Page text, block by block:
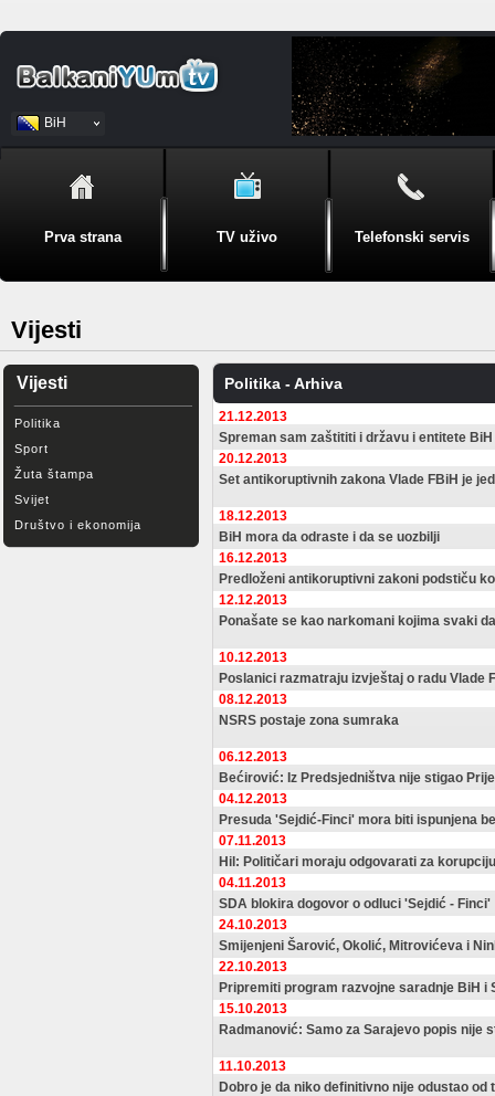
BiH
Srpski
Prva strana TV uživo Telefonski servis
Vijesti
Vijesti
Politika
Sport
Žuta štampa
Svijet
Društvo i ekonomija
Politika - Arhiva
21.12.2013
Spreman sam zaštititi i državu i entitete BiH
20.12.2013
Set antikoruptivnih zakona Vlade FBiH je
18.12.2013
BiH mora da odraste i da se uozbilji
16.12.2013
Predloženi antikoruptivni zakoni podstiču
12.12.2013
Ponašate se kao narkomani kojima svaki
10.12.2013
Poslanici razmatraju izvještaj o radu Vlade
08.12.2013
NSRS postaje zona sumraka
06.12.2013
Bećirović: Iz Predsjedništva nije stigao
04.12.2013
Presuda 'Sejdić-Finci' mora biti ispunjena
07.11.2013
Hil: Političari moraju odgovarati za korupciju
04.11.2013
SDA blokira dogovor o odluci 'Sejdić - Finci'
24.10.2013
Smijenjeni Šarović, Okolić, Mitrovićeva i
22.10.2013
Pripremiti program razvojne saradnje BiH i
15.10.2013
Radmanović: Samo za Sarajevo popis nije
11.10.2013
Dobro je da niko definitivno nije odustao